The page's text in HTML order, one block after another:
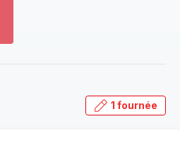
1 fournée